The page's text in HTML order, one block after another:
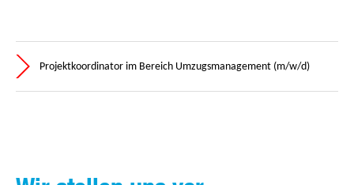
Projektkoordinator im Bereich Umzugsmanagement (m/w/d)